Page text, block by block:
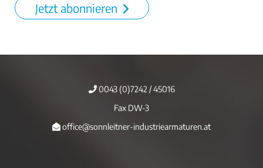
Jetzt abonnieren
0043 (0)7242 / 45016
Fax DW-3
office@sonnleitner-industriearmaturen.at